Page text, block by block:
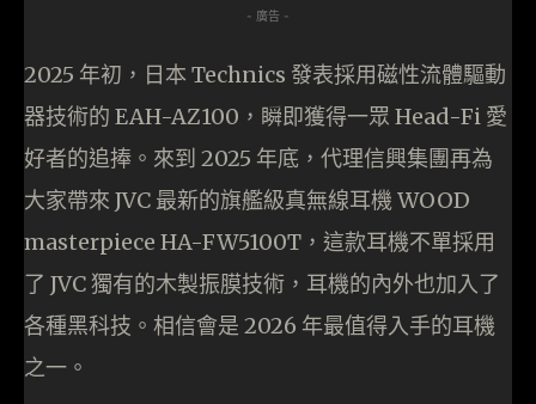
- 廣告 -
2025 年初，日本 Technics 發表採用磁性流體驅動
器技術的 EAH-AZ100，瞬即獲得一眾 Head-Fi 愛
好者的追捧。來到 2025 年底，代理信興集團再為
大家帶來 JVC 最新的旗艦級真無線耳機 WOOD
masterpiece HA-FW5100T，這款耳機不單採用
了 JVC 獨有的木製振膜技術，耳機的內外也加入了
各種黑科技。相信會是 2026 年最值得入手的耳機
之一。